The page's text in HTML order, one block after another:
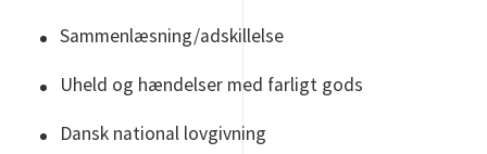
Sammenlæsning/adskillelse
Uheld og hændelser med farligt gods
Dansk national lovgivning